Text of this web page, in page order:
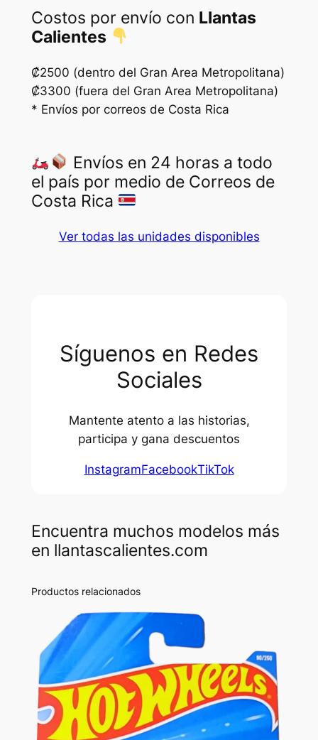
Costos por envío con Llantas
Calientes
₡2500 (dentro del Gran Area Metropolitana)
₡3300 (fuera del Gran Area Metropolitana)
* Envíos por correos de Costa Rica
Envíos en 24 horas a todo
el país por medio de Correos de
Costa Rica
Ver todas las unidades disponibles
Síguenos en Redes
Sociales
Mantente atento a las historias,
participa y gana descuentos
InstagramFacebookTikTok
Encuentra muchos modelos más
en llantascalientes.com
Productos relacionados